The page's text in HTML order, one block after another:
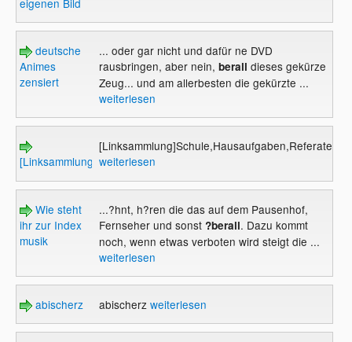
eigenen Bild
deutsche
Animes
zensiert
... oder gar nicht und dafür ne DVD
rausbringen, aber nein, berall dieses gekürze
Zeug... und am allerbesten die gekürzte ...
weiterlesen
[Linksammlung]Schule,Hausaufgaben,Referate,Lernen
weiterlesen
Wie steht
ihr zur Index
musik
...?hnt, h?ren die das auf dem Pausenhof,
Fernseher und sonst ?berall. Dazu kommt
noch, wenn etwas verboten wird steigt die ...
weiterlesen
abischerz abischerz weiterlesen